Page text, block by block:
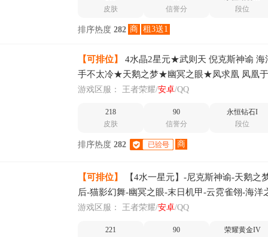
皮肤
信誉分
段位
排序热度 282 商 租3送1
【可排位】
4水晶2星元★武则天 倪克斯神谕
手不太冷★天鹅之梦★幽冥之眼★凤求凰 凤凰
游戏区服： 王者荣耀/安卓/QQ
218
皮肤
90
信誉分
永恒钻石I
段位
排序热度 282 商
【可排位】
【4水一星元】-尼克斯神谕-天鹅之
后-猫影幻舞-幽冥之眼-末日机甲-云霓雀翎-海洋
尊宝-凤凰于飞-引擎之心
游戏区服： 王者荣耀/安卓/QQ
221
90
荣耀黄金IV